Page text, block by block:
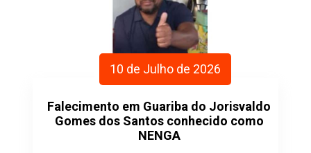
10 de Julho de 2026
Falecimento em Guariba do Jorisvaldo
Gomes dos Santos conhecido como
NENGA